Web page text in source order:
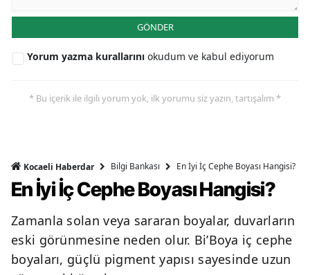
GÖNDER
Yorum yazma kurallarını okudum ve kabul ediyorum
* Bu içerik ile ilgili yorum yok, ilk yorumu siz yazın, tartışalım *
Kocaeli Haberdar Bilgi Bankası En İyi İç Cephe Boyası Hangisi?
En İyi İç Cephe Boyası Hangisi?
Zamanla solan veya sararan boyalar, duvarların
eski görünmesine neden olur. Bi’Boya iç cephe
boyaları, güçlü pigment yapısı sayesinde uzun